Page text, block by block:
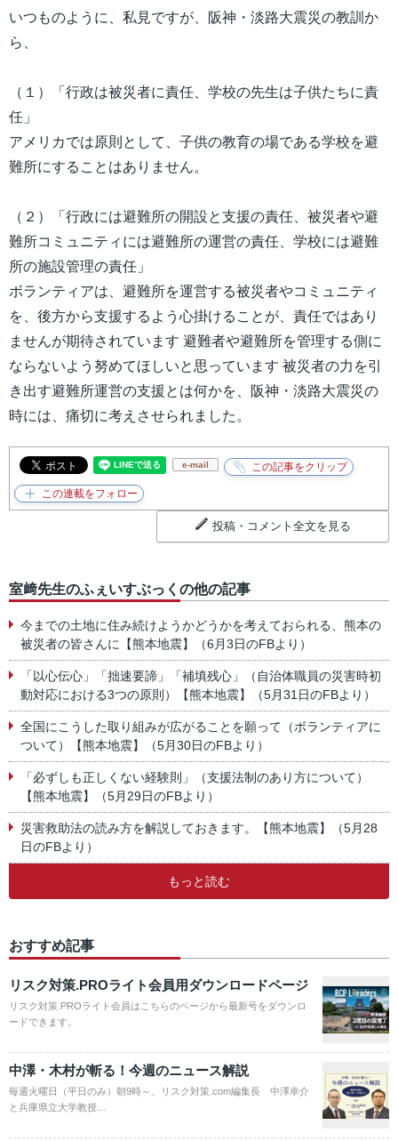
いつものように、私見ですが、阪神・淡路大震災の教訓か
ら、
（１）「行政は被災者に責任、学校の先生は子供たちに責
任」
アメリカでは原則として、子供の教育の場である学校を避
難所にすることはありません。
（２）「行政には避難所の開設と支援の責任、被災者や避
難所コミュニティには避難所の運営の責任、学校には避難
所の施設管理の責任」
ボランティアは、避難所を運営する被災者やコミュニティ
を、後方から支援するよう心掛けることが、責任ではあり
ませんが期待されています 避難者や避難所を管理する側に
ならないよう努めてほしいと思っています 被災者の力を引
き出す避難所運営の支援とは何かを、阪神・淡路大震災の
時には、痛切に考えさせられました。
e-mail
投稿・コメント全文を見る
室﨑先生のふぇいすぶっくの他の記事
今までの土地に住み続けようかどうかを考えておられる、熊本の
被災者の皆さんに【熊本地震】（6月3日のFBより）
「以心伝心」「拙速要諦」「補填残心」（自治体職員の災害時初
動対応における3つの原則）【熊本地震】（5月31日のFBより）
全国にこうした取り組みが広がることを願って（ボランティアに
ついて）【熊本地震】（5月30日のFBより）
「必ずしも正しくない経験則」（支援法制のあり方について）
【熊本地震】（5月29日のFBより）
災害救助法の読み方を解説しておきます。【熊本地震】（5月28
日のFBより）
もっと読む
おすすめ記事
リスク対策.PROライト会員用ダウンロードページ
リスク対策.PROライト会員はこちらのページから最新号をダウンロ
ードできます。
中澤・木村が斬る！今週のニュース解説
毎週火曜日（平日のみ）朝9時～、リスク対策.com編集長 中澤幸介
と兵庫県立大学教授…